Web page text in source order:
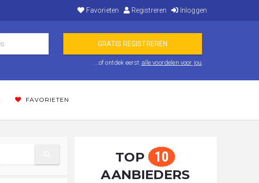
Favorieten Registreren Inloggen
...of ontdek eerst alle voordelen voor jou.
FAVORIETEN
TOP 10
AANBIEDERS